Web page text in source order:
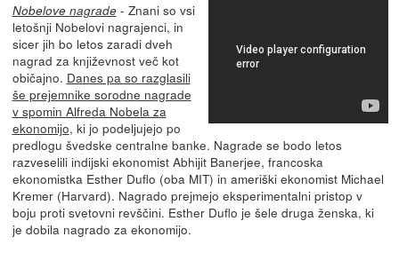
Nobelove nagrade- Znani so vsi
letošnji Nobelovi nagrajenci, in
sicer jih bo letos zaradi dveh
nagrad za književnost več kot
običajno. Danes pa so razglasili
še prejemnike sorodne nagrade
v spomin Alfreda Nobela za
ekonomijo, ki jo podeljujejo po
predlogu švedske centralne banke. Nagrade se bodo letos
razveselili indijski ekonomist Abhijit Banerjee, francoska
ekonomistka Esther Duflo (oba MIT) in ameriški ekonomist Michael
Kremer (Harvard). Nagrado prejmejo eksperimentalni pristop v
boju proti svetovni revščini. Esther Duflo je šele druga ženska, ki
je dobila nagrado za ekonomijo.